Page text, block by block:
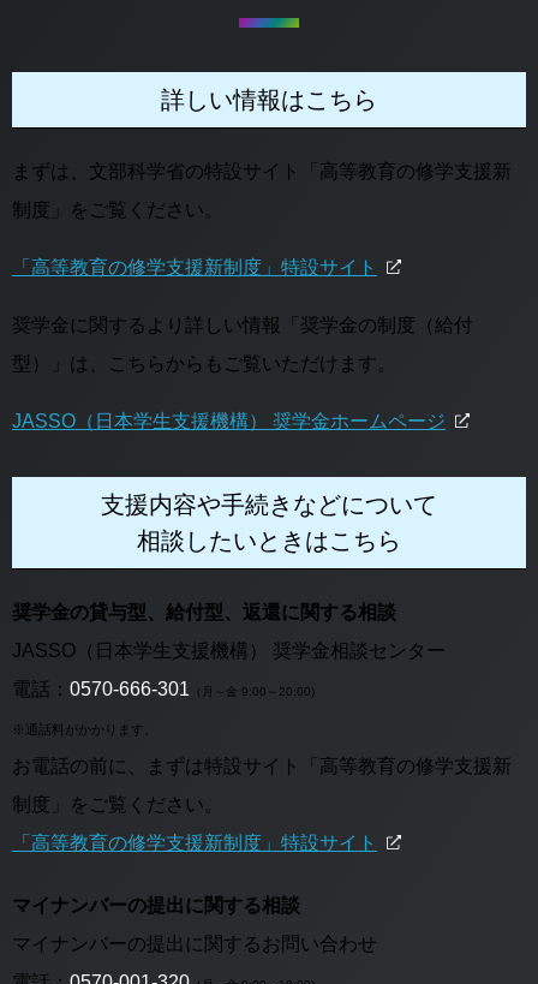
詳しい情報はこちら
まずは、文部科学省の特設サイト「高等教育の修学支援新
制度」をご覧ください。
「高等教育の修学支援新制度」特設サイト
奨学金に関するより詳しい情報「奨学金の制度（給付
型）」は、こちらからもご覧いただけます。
JASSO（日本学生支援機構） 奨学金ホームページ
支援内容や手続きなどについて
相談したいときはこちら
奨学金の貸与型、給付型、返還に関する相談
JASSO（日本学生支援機構） 奨学金相談センター
電話： 0570-666-301 （月～金 9:00～20:00)
※通話料がかかります。
お電話の前に、まずは特設サイト「高等教育の修学支援新
制度」をご覧ください。
「高等教育の修学支援新制度」特設サイト
マイナンバーの提出に関する相談
マイナンバーの提出に関するお問い合わせ